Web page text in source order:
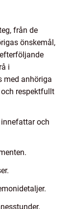
från de
önskemål,
i
med anhöriga
respektfullt
och